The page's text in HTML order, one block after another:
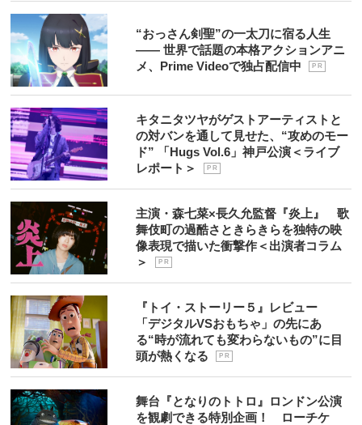
“おっさん剣聖”の一太刀に宿る人生
―― 世界で話題の本格アクションアニ
メ、Prime Videoで独占配信中
P R
キタニタツヤがゲストアーティストと
の対バンを通して見せた、“攻めのモー
ド” 「Hugs Vol.6」神戸公演＜ライブ
レポート＞
P R
主演・森七菜×長久允監督『炎上』 歌
舞伎町の過酷さときらきらを独特の映
像表現で描いた衝撃作＜出演者コラム
＞
P R
『トイ・ストーリー５』レビュー
「デジタルVSおもちゃ」の先にあ
る“時が流れても変わらないもの”に目
頭が熱くなる
P R
舞台『となりのトトロ』ロンドン公演
を観劇できる特別企画！ ローチケ